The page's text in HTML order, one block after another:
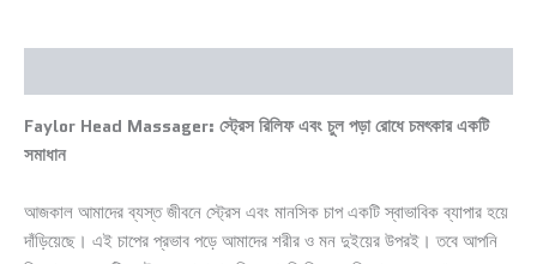
Faylor Head Massager: স্ট্রেস রিলিফ এবং চুল পড়া রোধে চমৎকার একটি
সমাধান
আজকাল আমাদের ব্যস্ত জীবনে স্ট্রেস এবং মানসিক চাপ একটি স্বাভাবিক ব্যাপার হয়ে
দাঁড়িয়েছে। এই চাপের প্রভাব পড়ে আমাদের শরীর ও মন দুইয়ের উপরই। তবে আপনি